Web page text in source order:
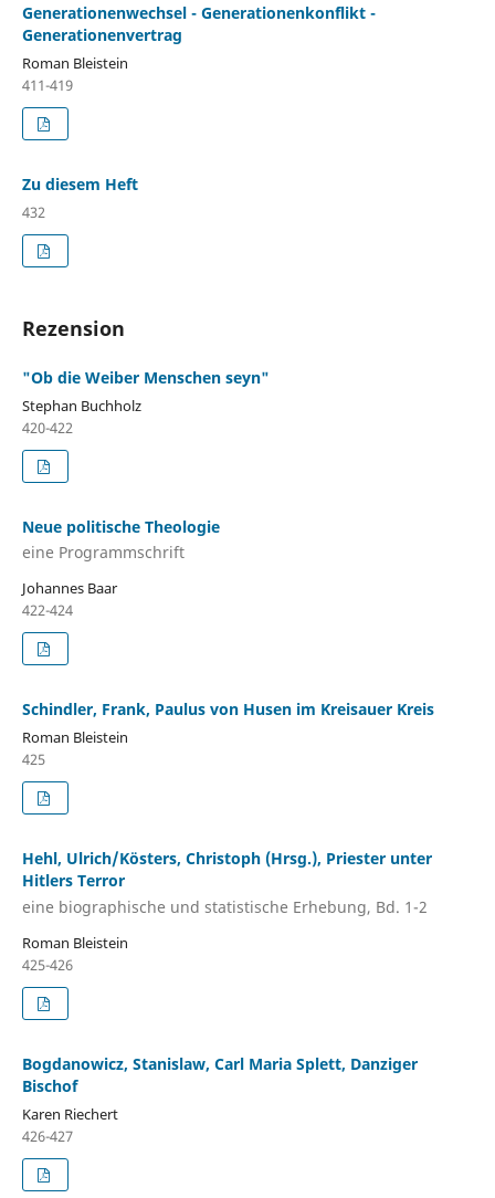
Generationenwechsel - Generationenkonflikt -
Generationenvertrag
Roman Bleistein
411-419
Zu diesem Heft
432
Rezension
"Ob die Weiber Menschen seyn"
Stephan Buchholz
420-422
Neue politische Theologie
eine Programmschrift
Johannes Baar
422-424
Schindler, Frank, Paulus von Husen im Kreisauer Kreis
Roman Bleistein
425
Hehl, Ulrich/Kösters, Christoph (Hrsg.), Priester unter
Hitlers Terror
eine biographische und statistische Erhebung, Bd. 1-2
Roman Bleistein
425-426
Bogdanowicz, Stanislaw, Carl Maria Splett, Danziger
Bischof
Karen Riechert
426-427